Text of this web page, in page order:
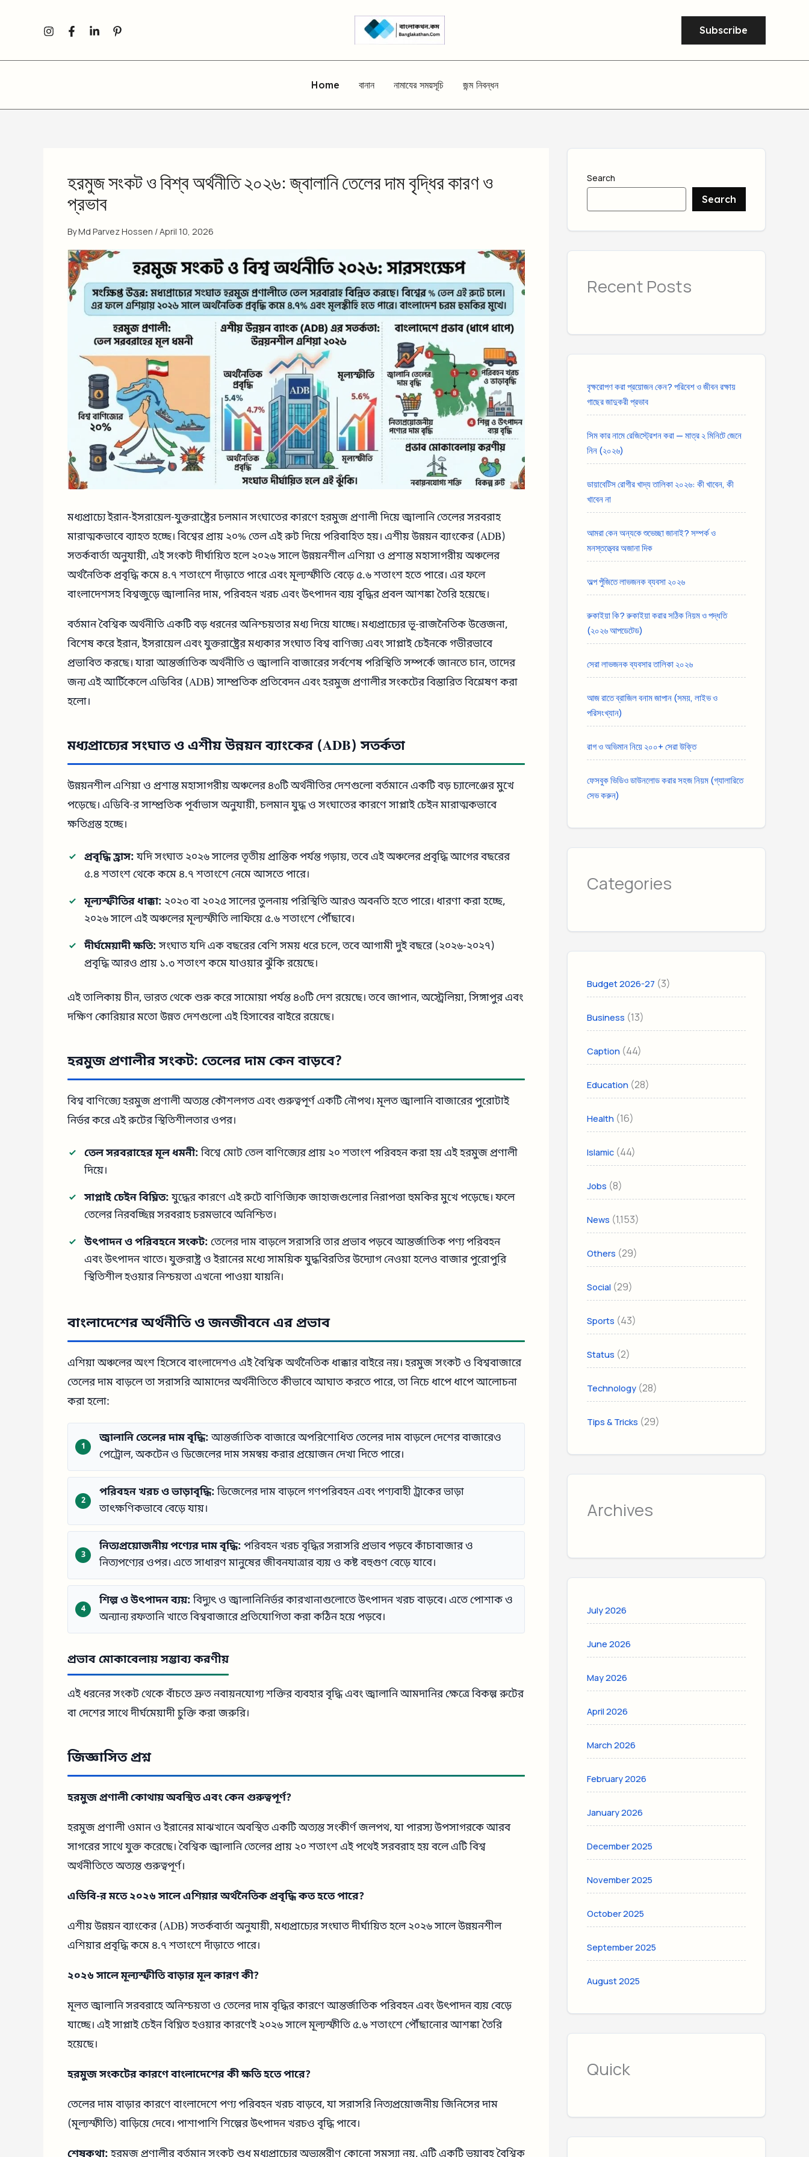
Subscribe
Home বানান নামাযের সময়সূচি জন্ম নিবন্ধন
হরমুজ সংকট ও বিশ্ব অর্থনীতি ২০২৬: জ্বালানি তেলের দাম বৃদ্ধির কারণ ও
প্রভাব
ByMd Parvez Hossen /April 10, 2026
মধ্যপ্রাচ্যে ইরান-ইসরায়েল-যুক্তরাষ্ট্রের চলমান সংঘাতের কারণে হরমুজ প্রণালী দিয়ে জ্বালানি তেলের সরবরাহ
মারাত্মকভাবে ব্যাহত হচ্ছে। বিশ্বের প্রায় ২০% তেল এই রুট দিয়ে পরিবাহিত হয়। এশীয় উন্নয়ন ব্যাংকের (ADB)
সতর্কবার্তা অনুযায়ী, এই সংকট দীর্ঘায়িত হলে ২০২৬ সালে উন্নয়নশীল এশিয়া ও প্রশান্ত মহাসাগরীয় অঞ্চলের
অর্থনৈতিক প্রবৃদ্ধি কমে ৪.৭ শতাংশে দাঁড়াতে পারে এবং মূল্যস্ফীতি বেড়ে ৫.৬ শতাংশ হতে পারে। এর ফলে
বাংলাদেশসহ বিশ্বজুড়ে জ্বালানির দাম, পরিবহন খরচ এবং উৎপাদন ব্যয় বৃদ্ধির প্রবল আশঙ্কা তৈরি হয়েছে।
বর্তমান বৈশ্বিক অর্থনীতি একটি বড় ধরনের অনিশ্চয়তার মধ্য দিয়ে যাচ্ছে। মধ্যপ্রাচ্যের ভূ-রাজনৈতিক উত্তেজনা,
বিশেষ করে ইরান, ইসরায়েল এবং যুক্তরাষ্ট্রের মধ্যকার সংঘাত বিশ্ব বাণিজ্য এবং সাপ্লাই চেইনকে গভীরভাবে
প্রভাবিত করছে। যারা আন্তর্জাতিক অর্থনীতি ও জ্বালানি বাজারের সর্বশেষ পরিস্থিতি সম্পর্কে জানতে চান, তাদের
জন্য এই আর্টিকেলে এডিবির (ADB) সাম্প্রতিক প্রতিবেদন এবং হরমুজ প্রণালীর সংকটের বিস্তারিত বিশ্লেষণ করা
হলো।
মধ্যপ্রাচ্যের সংঘাত ও এশীয় উন্নয়ন ব্যাংকের (ADB) সতর্কতা
উন্নয়নশীল এশিয়া ও প্রশান্ত মহাসাগরীয় অঞ্চলের ৪৩টি অর্থনীতির দেশগুলো বর্তমানে একটি বড় চ্যালেঞ্জের মুখে
পড়েছে। এডিবি-র সাম্প্রতিক পূর্বাভাস অনুযায়ী, চলমান যুদ্ধ ও সংঘাতের কারণে সাপ্লাই চেইন মারাত্মকভাবে
ক্ষতিগ্রস্ত হচ্ছে।
প্রবৃদ্ধি হ্রাস:যদি সংঘাত ২০২৬ সালের তৃতীয় প্রান্তিক পর্যন্ত গড়ায়, তবে এই অঞ্চলের প্রবৃদ্ধি আগের বছরের
৫.৪ শতাংশ থেকে কমে ৪.৭ শতাংশে নেমে আসতে পারে।
মূল্যস্ফীতির ধাক্কা: ২০২৩ বা ২০২৫ সালের তুলনায় পরিস্থিতি আরও অবনতি হতে পারে। ধারণা করা হচ্ছে,
২০২৬ সালে এই অঞ্চলের মূল্যস্ফীতি লাফিয়ে ৫.৬ শতাংশে পৌঁছাবে।
দীর্ঘমেয়াদী ক্ষতি:সংঘাত যদি এক বছরের বেশি সময় ধরে চলে, তবে আগামী দুই বছরে (২০২৬-২০২৭)
প্রবৃদ্ধি আরও প্রায় ১.৩ শতাংশ কমে যাওয়ার ঝুঁকি রয়েছে।
এই তালিকায় চীন, ভারত থেকে শুরু করে সামোয়া পর্যন্ত ৪৩টি দেশ রয়েছে। তবে জাপান, অস্ট্রেলিয়া, সিঙ্গাপুর এবং
দক্ষিণ কোরিয়ার মতো উন্নত দেশগুলো এই হিসাবের বাইরে রয়েছে।
হরমুজ প্রণালীর সংকট: তেলের দাম কেন বাড়বে?
বিশ্ব বাণিজ্যে হরমুজ প্রণালী অত্যন্ত কৌশলগত এবং গুরুত্বপূর্ণ একটি নৌপথ। মূলত জ্বালানি বাজারের পুরোটাই
নির্ভর করে এই রুটের স্থিতিশীলতার ওপর।
তেল সরবরাহের মূল ধমনী:বিশ্বে মোট তেল বাণিজ্যের প্রায় ২০ শতাংশ পরিবহন করা হয় এই হরমুজ প্রণালী
দিয়ে।
সাপ্লাই চেইন বিঘ্নিত:যুদ্ধের কারণে এই রুটে বাণিজ্যিক জাহাজগুলোর নিরাপত্তা হুমকির মুখে পড়েছে। ফলে
তেলের নিরবচ্ছিন্ন সরবরাহ চরমভাবে অনিশ্চিত।
উৎপাদন ও পরিবহনে সংকট: তেলের দাম বাড়লে সরাসরি তার প্রভাব পড়বে আন্তর্জাতিক পণ্য পরিবহন
এবং উৎপাদন খাতে। যুক্তরাষ্ট্র ও ইরানের মধ্যে সাময়িক যুদ্ধবিরতির উদ্যোগ নেওয়া হলেও বাজার পুরোপুরি
স্থিতিশীল হওয়ার নিশ্চয়তা এখনো পাওয়া যায়নি।
বাংলাদেশের অর্থনীতি ও জনজীবনে এর প্রভাব
এশিয়া অঞ্চলের অংশ হিসেবে বাংলাদেশও এই বৈশ্বিক অর্থনৈতিক ধাক্কার বাইরে নয়। হরমুজ সংকট ও বিশ্ববাজারে
তেলের দাম বাড়লে তা সরাসরি আমাদের অর্থনীতিতে কীভাবে আঘাত করতে পারে, তা নিচে ধাপে ধাপে আলোচনা
করা হলো:
জ্বালানি তেলের দাম বৃদ্ধি:আন্তর্জাতিক বাজারে অপরিশোধিত তেলের দাম বাড়লে দেশের বাজারেও
পেট্রোল, অকটেন ও ডিজেলের দাম সমন্বয় করার প্রয়োজন দেখা দিতে পারে।
পরিবহন খরচ ও ভাড়াবৃদ্ধি:ডিজেলের দাম বাড়লে গণপরিবহন এবং পণ্যবাহী ট্রাকের ভাড়া
তাৎক্ষণিকভাবে বেড়ে যায়।
নিত্যপ্রয়োজনীয় পণ্যের দাম বৃদ্ধি: পরিবহন খরচ বৃদ্ধির সরাসরি প্রভাব পড়বে কাঁচাবাজার ও
নিত্যপণ্যের ওপর। এতে সাধারণ মানুষের জীবনযাত্রার ব্যয় ও কষ্ট বহুগুণ বেড়ে যাবে।
শিল্প ও উৎপাদন ব্যয়:বিদ্যুৎ ও জ্বালানিনির্ভর কারখানাগুলোতে উৎপাদন খরচ বাড়বে। এতে পোশাক ও
অন্যান্য রফতানি খাতে বিশ্ববাজারে প্রতিযোগিতা করা কঠিন হয়ে পড়বে।
প্রভাব মোকাবেলায় সম্ভাব্য করণীয়
এই ধরনের সংকট থেকে বাঁচতে দ্রুত নবায়নযোগ্য শক্তির ব্যবহার বৃদ্ধি এবং জ্বালানি আমদানির ক্ষেত্রে বিকল্প রুটের
বা দেশের সাথে দীর্ঘমেয়াদী চুক্তি করা জরুরি।
জিজ্ঞাসিত প্রশ্ন
হরমুজ প্রণালী কোথায় অবস্থিত এবং কেন গুরুত্বপূর্ণ?
হরমুজ প্রণালী ওমান ও ইরানের মাঝখানে অবস্থিত একটি অত্যন্ত সংকীর্ণ জলপথ, যা পারস্য উপসাগরকে আরব
সাগরের সাথে যুক্ত করেছে। বৈশ্বিক জ্বালানি তেলের প্রায় ২০ শতাংশ এই পথেই সরবরাহ হয় বলে এটি বিশ্ব
অর্থনীতিতে অত্যন্ত গুরুত্বপূর্ণ।
এডিবি-র মতে ২০২৬ সালে এশিয়ার অর্থনৈতিক প্রবৃদ্ধি কত হতে পারে?
এশীয় উন্নয়ন ব্যাংকের (ADB) সতর্কবার্তা অনুযায়ী, মধ্যপ্রাচ্যের সংঘাত দীর্ঘায়িত হলে ২০২৬ সালে উন্নয়নশীল
এশিয়ার প্রবৃদ্ধি কমে ৪.৭ শতাংশে দাঁড়াতে পারে।
২০২৬ সালে মূল্যস্ফীতি বাড়ার মূল কারণ কী?
মূলত জ্বালানি সরবরাহে অনিশ্চয়তা ও তেলের দাম বৃদ্ধির কারণে আন্তর্জাতিক পরিবহন এবং উৎপাদন ব্যয় বেড়ে
যাচ্ছে। এই সাপ্লাই চেইন বিঘ্নিত হওয়ার কারণেই ২০২৬ সালে মূল্যস্ফীতি ৫.৬ শতাংশে পৌঁছানোর আশঙ্কা তৈরি
হয়েছে।
হরমুজ সংকটের কারণে বাংলাদেশের কী ক্ষতি হতে পারে?
তেলের দাম বাড়ার কারণে বাংলাদেশে পণ্য পরিবহন খরচ বাড়বে, যা সরাসরি নিত্যপ্রয়োজনীয় জিনিসের দাম
(মূল্যস্ফীতি) বাড়িয়ে দেবে। পাশাপাশি শিল্পের উৎপাদন খরচও বৃদ্ধি পাবে।
Search
Search
Recent Posts
বৃক্ষরোপণ করা প্রয়োজন কেন? পরিবেশ ও জীবন রক্ষায়
গাছের জাদুকরী প্রভাব
সিম কার নামে রেজিস্ট্রেশন করা — মাত্র ২ মিনিটে জেনে
নিন (২০২৬)
ডায়াবেটিস রোগীর খাদ্য তালিকা ২০২৬: কী খাবেন, কী
খাবেন না
আমরা কেন অন্যকে শুভেচ্ছা জানাই? সম্পর্ক ও
মনস্তত্ত্বের অজানা দিক
অল্প পুঁজিতে লাভজনক ব্যবসা ২০২৬
রুকাইয়া কি? রুকাইয়া করার সঠিক নিয়ম ও পদ্ধতি
(২০২৬ আপডেটেড)
সেরা লাভজনক ব্যবসার তালিকা ২০২৬
আজ রাতে ব্রাজিল বনাম জাপান (সময়, লাইভ ও
পরিসংখ্যান)
রাগ ও অভিমান নিয়ে ২০০+ সেরা উক্তি
ফেসবুক ভিডিও ডাউনলোড করার সহজ নিয়ম (গ্যালারিতে
সেভ করুন)
Categories
Budget 2026-27 (3)
Business (13)
Caption (44)
Education (28)
Health (16)
Islamic (44)
Jobs (8)
News (1,153)
Others (29)
Social (29)
Sports (43)
Status (2)
Technology (28)
Tips & Tricks (29)
Archives
July 2026
June 2026
May 2026
April 2026
March 2026
February 2026
January 2026
December 2025
November 2025
October 2025
September 2025
August 2025
Quick